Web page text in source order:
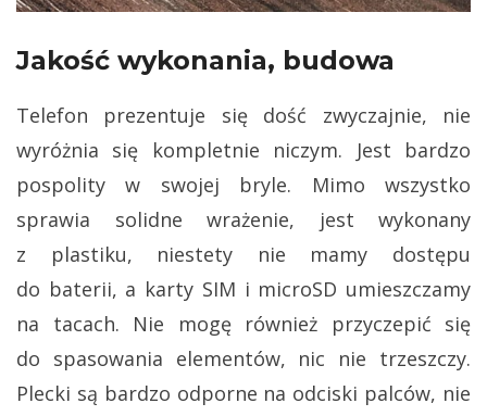
Jakość wykonania, budowa
Telefon prezentuje się dość zwyczajnie, nie
wyróżnia się kompletnie niczym. Jest bardzo
pospolity w swojej bryle. Mimo wszystko
sprawia solidne wrażenie, jest wykonany
z plastiku, niestety nie mamy dostępu
do baterii, a karty SIM i microSD umieszczamy
na tacach. Nie mogę również przyczepić się
do spasowania elementów, nic nie trzeszczy.
Plecki są bardzo odporne na odciski palców, nie